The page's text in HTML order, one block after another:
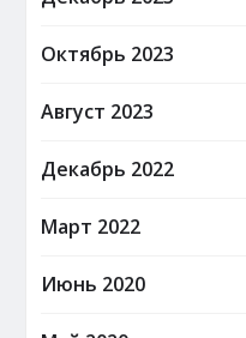
Октябрь 2023
Август 2023
Декабрь 2022
Март 2022
Июнь 2020